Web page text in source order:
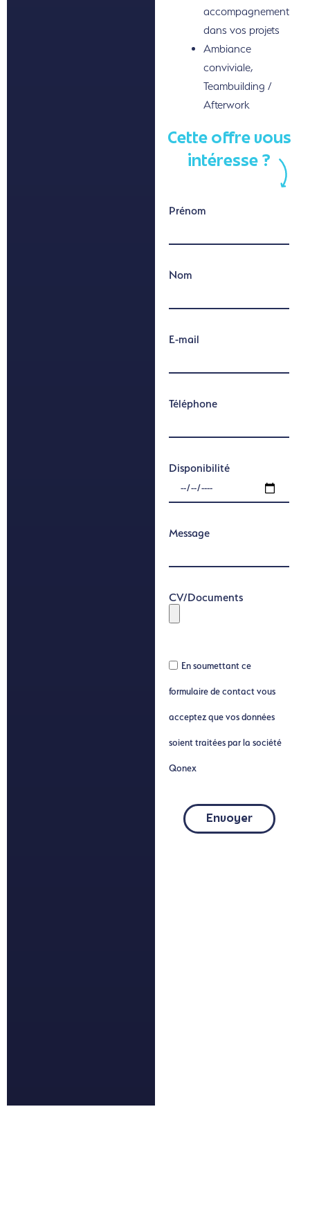
accompagnement
dans vos projets
Ambiance
conviviale,
Teambuilding /
Afterwork
Cette offre vous
intéresse ?
Prénom
Nom
E-mail
Téléphone
Disponibilité
Message
CV/Documents
En soumettant ce
formulaire de contact vous
acceptez que vos données
soient traitées par la société
Qonex
Envoyer